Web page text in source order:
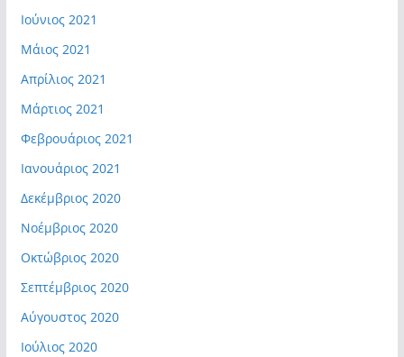
Ιούνιος 2021
Μάιος 2021
Απρίλιος 2021
Μάρτιος 2021
Φεβρουάριος 2021
Ιανουάριος 2021
Δεκέμβριος 2020
Νοέμβριος 2020
Οκτώβριος 2020
Σεπτέμβριος 2020
Αύγουστος 2020
Ιούλιος 2020